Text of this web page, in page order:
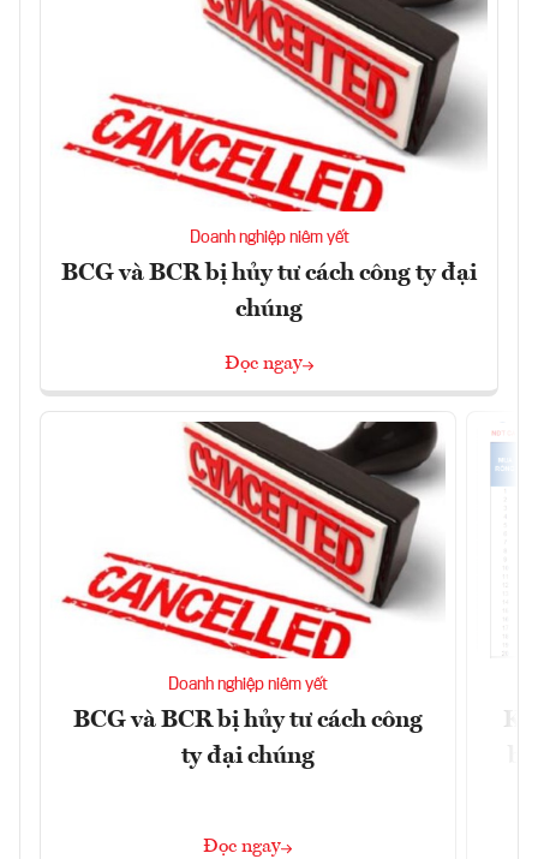
Doanh nghiệp niêm yết
BCG và BCR bị hủy tư cách công ty đại
chúng
Đọc ngay
Doanh nghiệp niêm yết
BCG và BCR bị hủy tư cách công
ty đại chúng
Đọc ngay